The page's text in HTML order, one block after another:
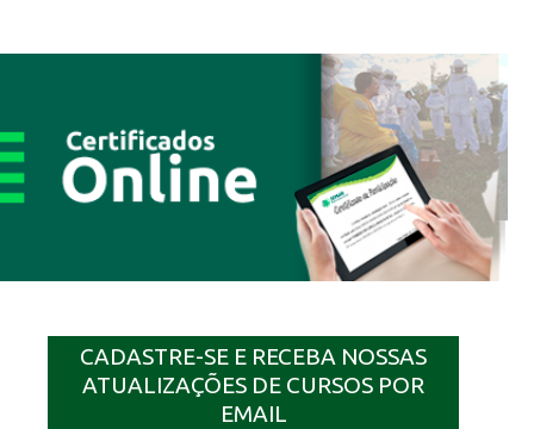
CADASTRE-SE E RECEBA NOSSAS
ATUALIZAÇÕES DE CURSOS POR
EMAIL